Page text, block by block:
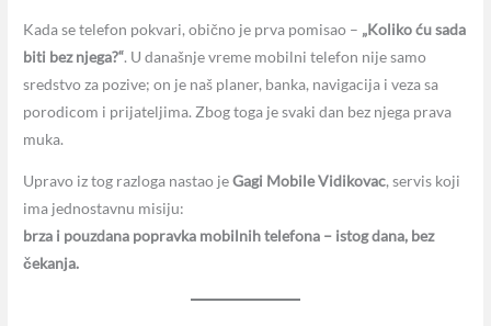
Kada se telefon pokvari, obično je prva pomisao – „Koliko ću sada
biti bez njega?“. U današnje vreme mobilni telefon nije samo
sredstvo za pozive; on je naš planer, banka, navigacija i veza sa
porodicom i prijateljima. Zbog toga je svaki dan bez njega prava
muka.
Upravo iz tog razloga nastao jeGagi Mobile Vidikovac, servis koji
ima jednostavnu misiju:
brza i pouzdana popravka mobilnih telefona – istog dana, bez
čekanja.